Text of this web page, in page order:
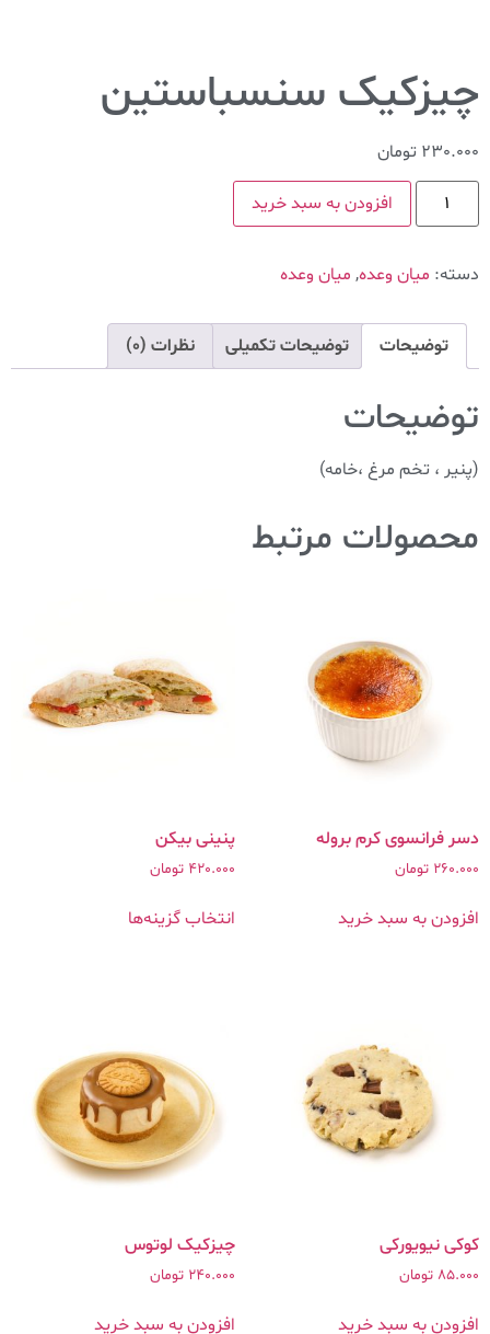
چیزکیک سنسباستین
230.000 تومان
افزودن به سبد خرید
دسته: میان وعده, میان وعده
توضیحات توضیحات تکمیلی نظرات (0)
توضیحات
(پنیر ، تخم مرغ ،خامه)
محصولات مرتبط
دسر فرانسوی کرم بروله
260.000 تومان
افزودن به سبد خرید
پنینی بیکن
420.000 تومان
انتخاب گزینه‌ها
کوکی نیویورکی
85.000 تومان
افزودن به سبد خرید
چیزکیک لوتوس
240.000 تومان
افزودن به سبد خرید